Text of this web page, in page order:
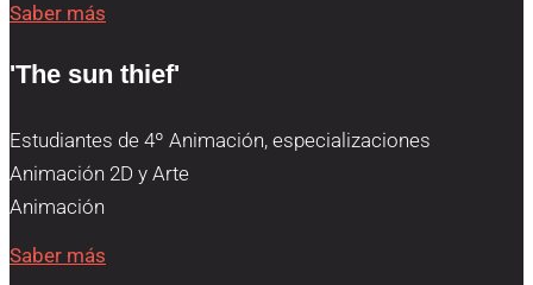
Saber más
'The sun thief'
Estudiantes de 4º Animación, especializaciones
Animación 2D y Arte
Animación
Saber más